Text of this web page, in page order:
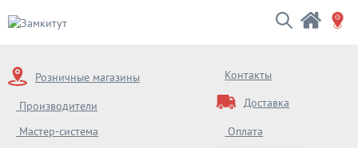
Розничные магазины
Производители
Мастер-система
Контакты
Доставка
Оплата